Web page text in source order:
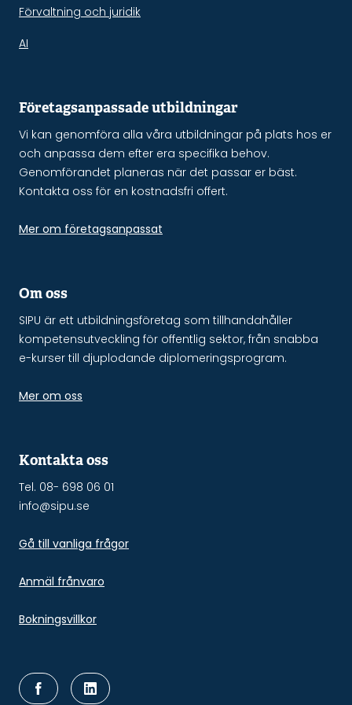
Förvaltning och juridik
AI
Företagsanpassade utbildningar
Vi kan genomföra alla våra utbildningar på plats hos er
och anpassa dem efter era specifika behov.
Genomförandet planeras när det passar er bäst.
Kontakta oss för en kostnadsfri offert.
Mer om företagsanpassat
Om oss
SIPU är ett utbildningsföretag som tillhandahåller
kompetensutveckling för offentlig sektor, från snabba
e-kurser till djuplodande diplomeringsprogram.
Mer om oss
Kontakta oss
Tel. 08- 698 06 01
info@sipu.se
Gå till vanliga frågor
Anmäl frånvaro
Bokningsvillkor